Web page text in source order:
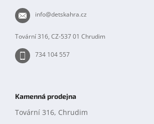
info@detskahra.cz
Tovární 316, CZ-537 01 Chrudim
734 104 557
Kamenná prodejna
Tovární 316, Chrudim